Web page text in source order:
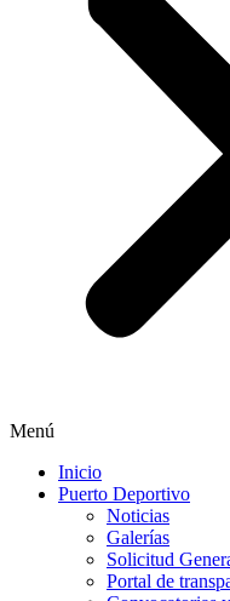
Menú
Inicio
Puerto Deportivo
Noticias
Galerías
Solicitud
Portal de